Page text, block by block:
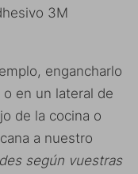
3M
engancharlo
en un lateral de
de la cocina o
a nuestro
según vuestras